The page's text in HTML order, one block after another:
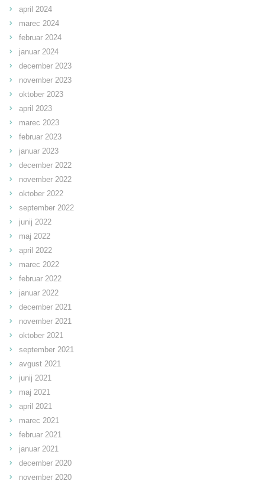
april 2024
marec 2024
februar 2024
januar 2024
december 2023
november 2023
oktober 2023
april 2023
marec 2023
februar 2023
januar 2023
december 2022
november 2022
oktober 2022
september 2022
junij 2022
maj 2022
april 2022
marec 2022
februar 2022
januar 2022
december 2021
november 2021
oktober 2021
september 2021
avgust 2021
junij 2021
maj 2021
april 2021
marec 2021
februar 2021
januar 2021
december 2020
november 2020